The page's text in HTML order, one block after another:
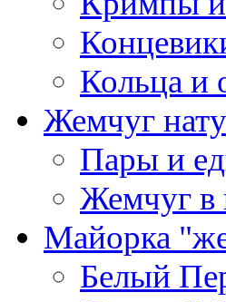
Кольца и
Жемчуг
Пары и
Жемчуг в
Майорка
Белый